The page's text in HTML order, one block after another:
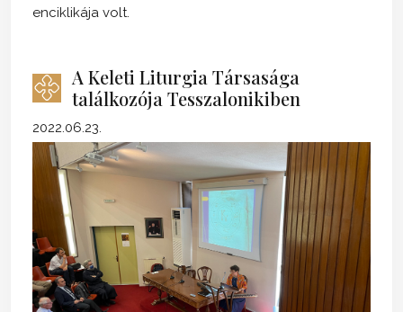
enciklikája volt.
A Keleti Liturgia Társasága
találkozója Tesszalonikiben
2022.06.23.